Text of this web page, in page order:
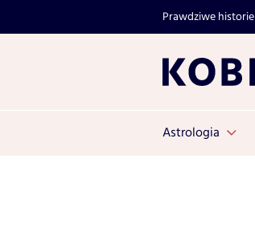
Prawdziwe historie
Astrologia